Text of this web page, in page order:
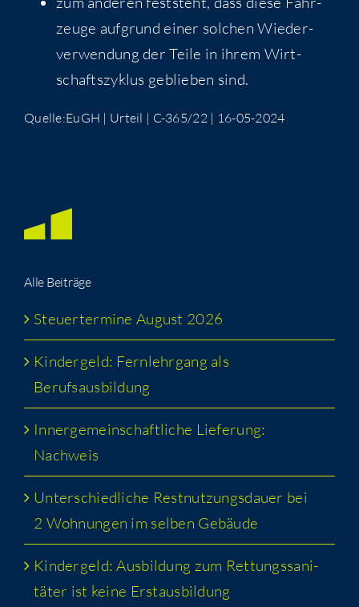
zeu­ge auf­grund einer sol­chen Wie­der­
ver­wen­dung der Tei­le in ihrem Wirt­
schafts­zy­klus geblie­ben sind.
Quelle:EuGH | Urteil | C-365/22 | 16-05-2024
Alle Bei­trä­ge
Steu­er­ter­mi­ne August 2026
Kin­der­geld: Fern­lehr­gang als
Berufsausbildung
Inner­ge­mein­schaft­li­che Lie­fe­rung:
Nachweis
Unter­schied­li­che Rest­nut­zungs­dau­er bei
2 Woh­nun­gen im sel­ben Gebäude
Kin­der­geld: Aus­bil­dung zum Ret­tungs­sa­ni­
tä­ter ist kei­ne Erstausbildung